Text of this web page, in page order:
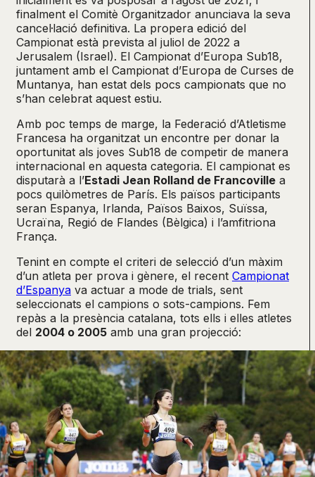
finalment el Comitè Organitzador anunciava la seva
cancel·lació definitiva. La propera edició del
Campionat està prevista al juliol de 2022 a
Jerusalem (Israel). El Campionat d’Europa Sub18,
juntament amb el Campionat d’Europa de Curses de
Muntanya, han estat dels pocs campionats que no
s’han celebrat aquest estiu.
Amb poc temps de marge, la Federació d’Atletisme
Francesa ha organitzat un encontre per donar la
oportunitat als joves Sub18 de competir de manera
internacional en aquesta categoria. El campionat es
disputarà a l’Estadi Jean Rolland de Francoville a
pocs quilòmetres de París. Els països participants
seran Espanya, Irlanda, Països Baixos, Suïssa,
Ucraïna, Regió de Flandes (Bèlgica) i l’amfitriona
França.
Tenint en compte el criteri de selecció d’un màxim
d’un atleta per prova i gènere, el recent Campionat
d’Espanya va actuar a mode de trials, sent
seleccionats el campions o sots-campions. Fem
repàs a la presència catalana, tots ells i elles atletes
del 2004 o 2005 amb una gran projecció: